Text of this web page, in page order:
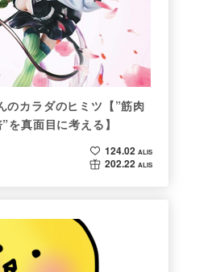
のカラダのヒミツ【”筋肉
を真面目に考える】
124.02 ALIS
202.22 ALIS